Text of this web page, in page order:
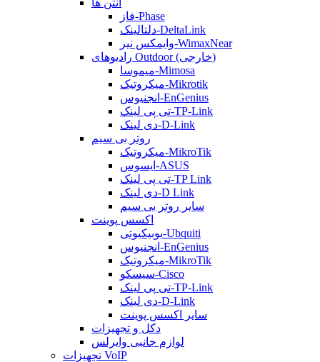
آنتن ها
فاز-Phase
دلتالینک-DeltaLink
وایمکس نیر-WimaxNear
رادیوهای Outdoor (خارجی)
میموسا-Mimosa
میکروتیک-Mikrotik
انجنیوس-EnGenius
تی پی لینک-TP-Link
دی لینک-D-Link
روتر بی سیم
میکروتیک-MikroTik
ایسوس-ASUS
تی پی لینک-TP Link
دی لینک-D Link
سایر روتر بی سیم
اکسس پوینت
یوبیکیوتی-Ubquiti
انجنیوس-EnGenius
میکروتیک-MikroTik
سیسکو-Cisco
تی پی لینک-TP-Link
دی لینک-D-Link
سایر اکسس پوینت
دکل و تجهیزات
لوازم جانبی وایرلس
تجهیزات VoIP